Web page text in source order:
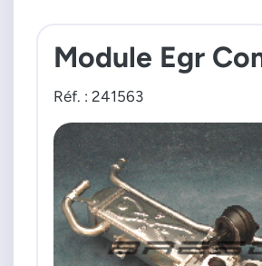
Module Egr
Réf. : 241563